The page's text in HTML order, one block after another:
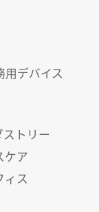
用デバイス
ストリー
ケア
ィス